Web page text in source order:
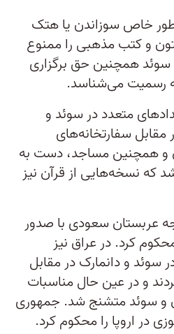
خاص سوزاندن یا هتک
و کتب مذهبی را ممنوع
سوئد همچنین حق برگزاری
رسمیت می‌شناسد.
متعدد در سوئد و
مقابل سفارتخانه‌های
و همچنین مساجد، دست‌ به
که نسخه‌هایی از قرآن نیز
عربستان سعودی با صدور
کرد. در عراق نیز
سوئد و دانمارک در مقابل
و در عین حال مناسبات
و سوئد متشنج شد. جمهوری
در اروپا را محکوم کرد.